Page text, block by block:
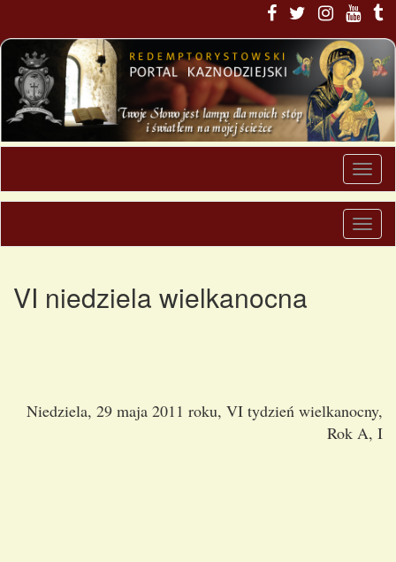
VI niedziela wielkanocna
Niedziela, 29 maja 2011 roku, VI tydzień wielkanocny,
Rok A, I